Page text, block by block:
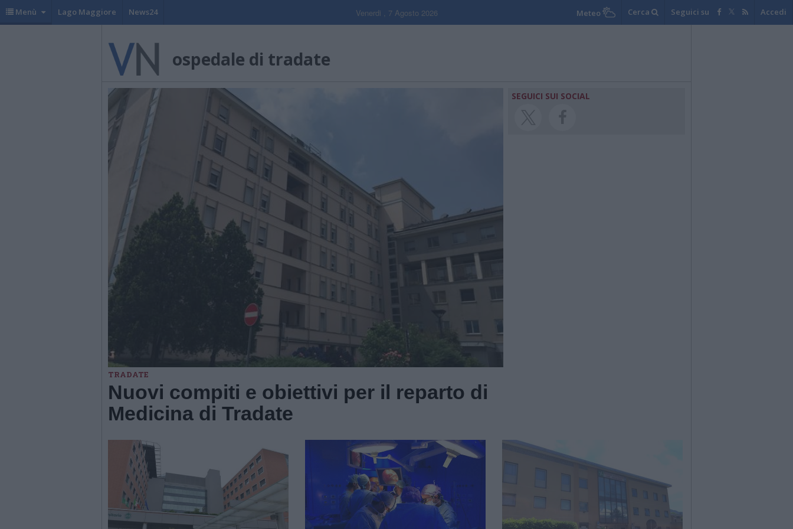
Menù Lago Maggiore News24 Venerdi , 7 Agosto 2026 Meteo Cerca Seguici su Accedi
ospedale di tradate
TRADATE
Nuovi compiti e obiettivi per il reparto di
Medicina di Tradate
SEGUICI SUI SOCIAL